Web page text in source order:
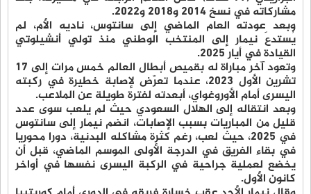
مشاركاته في نسخ 2014 و2018 و2022.
وبعد عودته العام الماضي إلى سانتوس، ناديه الأم، لم
يُستدعَ نيمار إلى المنتخب الوطني منذ تولي أنشيلوتي
القيادة في أيار 2025.
وتعود آخر مباراة له بقميص أبطال العالم خمس مرات إلى 17
تشرين الأول 2023، عندما تعرّض لإصابة خطيرة في ركبته
اليسرى أمام الأوروغواي، أبعدته لفترة طويلة عن الملاعب.
وبعد انتقاله إلى الهلال السعودي حيث لم يلعب سوى عدد
قليل من المباريات بسبب الإصابات، انضم نيمار إلى سانتوس
في 2025، حيث لعب، رغم كثرة مشاكله البدنية، دورا محوريا
في بقاء الفريق في الدرجة الأولى الموسم الماضي، قبل أن
يخضع لعملية جراحية في الركبة اليسرى نفسها في أواخر
كانون الأول.